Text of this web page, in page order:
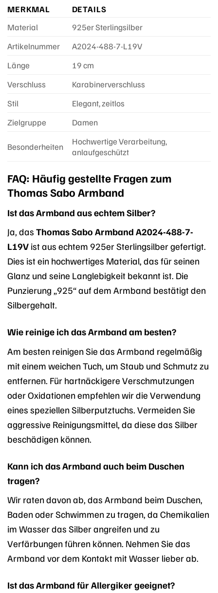
MERKMAL
DETAILS
Material
925er Sterlingsilber
Artikelnummer
A2024-488-7-L19V
Länge
19 cm
Verschluss
Karabinerverschluss
Stil
Elegant, zeitlos
Zielgruppe
Damen
Besonderheiten
Hochwertige Verarbeitung,
anlaufgeschützt
FAQ: Häufig gestellte Fragen zum
Thomas Sabo Armband
Ist das Armband aus echtem Silber?
Ja, das Thomas Sabo Armband A2024-488-7-
L19V ist aus echtem 925er Sterlingsilber gefertigt.
Dies ist ein hochwertiges Material, das für seinen
Glanz und seine Langlebigkeit bekannt ist. Die
Punzierung „925“ auf dem Armband bestätigt den
Silbergehalt.
Wie reinige ich das Armband am besten?
Am besten reinigen Sie das Armband regelmäßig
mit einem weichen Tuch, um Staub und Schmutz zu
entfernen. Für hartnäckigere Verschmutzungen
oder Oxidationen empfehlen wir die Verwendung
eines speziellen Silberputztuchs. Vermeiden Sie
aggressive Reinigungsmittel, da diese das Silber
beschädigen können.
Kann ich das Armband auch beim Duschen
tragen?
Wir raten davon ab, das Armband beim Duschen,
Baden oder Schwimmen zu tragen, da Chemikalien
im Wasser das Silber angreifen und zu
Verfärbungen führen können. Nehmen Sie das
Armband vor dem Kontakt mit Wasser lieber ab.
Ist das Armband für Allergiker geeignet?